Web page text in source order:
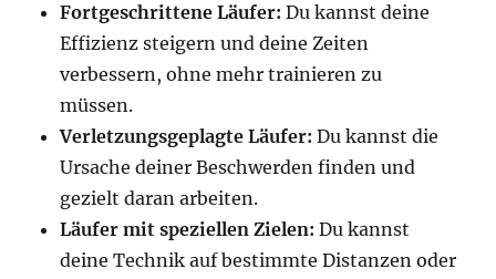
Fortgeschrittene Läufer: Du kannst deine
Effizienz steigern und deine Zeiten
verbessern, ohne mehr trainieren zu
müssen.
Verletzungsgeplagte Läufer: Du kannst die
Ursache deiner Beschwerden finden und
gezielt daran arbeiten.
Läufer mit speziellen Zielen: Du kannst
deine Technik auf bestimmte Distanzen oder